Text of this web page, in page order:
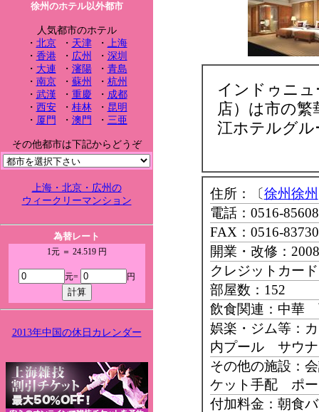
徐州のホテル以外都市
人気都市のホテル
・ 北京・ 天津・ 上海
・ 香港・ 広州 ・ 深圳
・ 大連 ・ 瀋陽・ 青島
・ 南京・ 蘇州 ・ 杭州
・ 武漢 ・ 重慶 ・ 成都
・ 西安・ 桂林・ 昆明
・ 厦門 ・ 澳門 ・ 三亜
その他都市は下記からどうぞ
上海・北京・広州の
ウィークリーマンション
為替レート
1元 ＝ 24.519 円
元= 円
2013年中国の休日カレンダー
インドゥニ
店）は市の
江ホテルグ
住所：〔徐州徐州
電話：0516-
FAX：0516-
開業・改修：
クレジットカー
部屋数：152
飲食関連：中華
娯楽・ジム等
内プール サウナ
その他の施設：
ケット手配 ポ
付加料金：朝食